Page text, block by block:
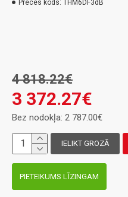
Preces kods: THM6DF3dB
3 372.27€
4 818.22€
Bez nodokļa: 2 787.00€
IELIKT GROZĀ
PIETEIKUMS LĪZINGAM